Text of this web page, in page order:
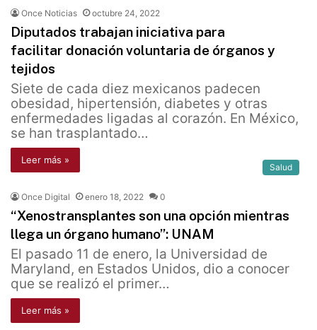
Once Noticias octubre 24, 2022
Diputados trabajan iniciativa para
facilitar donación voluntaria de órganos y
tejidos
Siete de cada diez mexicanos padecen
obesidad, hipertensión, diabetes y otras
enfermedades ligadas al corazón. En México,
se han trasplantado…
Leer más »
Salud
Once Digital enero 18, 2022 0
“Xenostransplantes son una opción mientras
llega un órgano humano”: UNAM
El pasado 11 de enero, la Universidad de
Maryland, en Estados Unidos, dio a conocer
que se realizó el primer…
Leer más »